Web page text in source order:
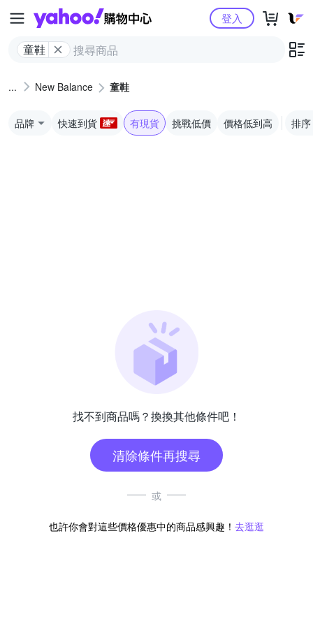
Yahoo購物中心
童鞋
登入
New Balance 童鞋
品牌 快速到貨 有現貨 挑戰低價 價格低到高 排序
找不到商品嗎？換換其他條件吧！
清除條件再搜尋
或
也許你會對這些價格優惠中的商品感興趣！ 去逛逛